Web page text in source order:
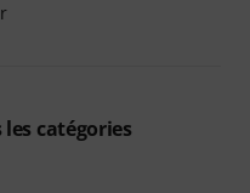
les catégories